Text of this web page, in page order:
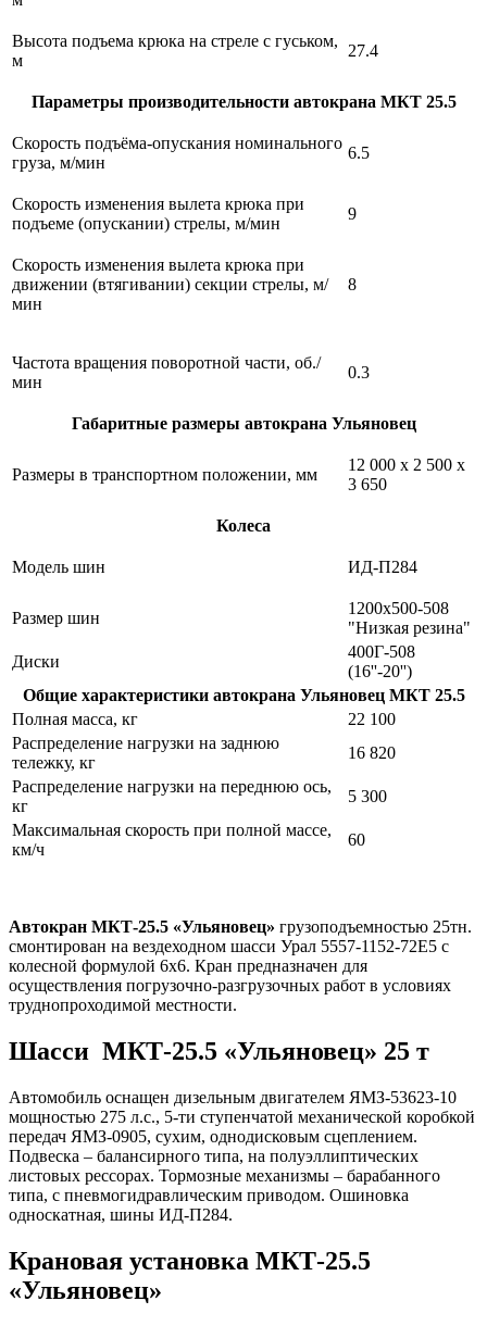
Высота подъема крюка на стреле с гуськом,
м
27.4
Параметры производительности автокрана МКТ 25.5
Скорость подъёма-опускания номинального
груза, м/мин
6.5
Скорость изменения вылета крюка при
подъеме (опускании) стрелы, м/мин
9
Скорость изменения вылета крюка при
движении (втягивании) секции стрелы, м/
мин
8
Частота вращения поворотной части, об./
мин
0.3
Габаритные размеры автокрана Ульяновец
Размеры в транспортном положении, мм
12 000 x 2 500 х
3 650
Колеса
Модель шин ИД-П284
Размер шин
1200х500-508
"Низкая резина"
Диски
400Г-508
(16''-20'')
Общие характеристики автокрана Ульяновец МКТ 25.5
Полная масса, кг
22 100
Распределение нагрузки на заднюю
тележку, кг
16 820
Распределение нагрузки на переднюю ось,
кг
5 300
Максимальная скорость при полной массе,
км/ч
60
Автокран МКТ-25.5 «Ульяновец» грузоподъемностью 25тн.
смонтирован на вездеходном шасси Урал 5557-1152-72Е5 с
колесной формулой 6х6. Кран предназначен для
осуществления погрузочно-разгрузочных работ в условиях
труднопроходимой местности.
Шасси МКТ-25.5 «Ульяновец» 25 т
Автомобиль оснащен дизельным двигателем ЯМЗ-53623-10
мощностью 275 л.с., 5-ти ступенчатой механической коробкой
передач ЯМЗ-0905, сухим, однодисковым сцеплением.
Подвеска – балансирного типа, на полуэллиптических
листовых рессорах. Тормозные механизмы – барабанного
типа, с пневмогидравлическим приводом. Ошиновка
односкатная, шины ИД-П284.
Крановая установка МКТ-25.5
«Ульяновец»